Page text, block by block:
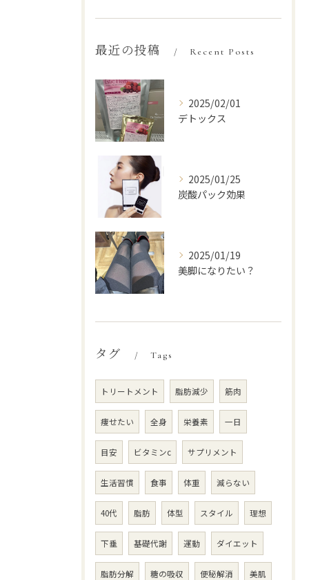
最近の投稿 Recent Posts
2025/02/01
デトックス
2025/01/25
炭酸パック効果
2025/01/19
美脚になりたい？
タグ Tags
トリートメント 脂肪減少 筋肉
痩せたい 全身 栄養素 一日
目安 ビタミンc サプリメント
生活習慣 食事 体重 減らない
40代 脂肪 体型 スタイル 理想
下垂 基礎代謝 運動 ダイエット
脂肪分解 糖の吸収 便秘解消 美肌